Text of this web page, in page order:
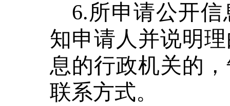
6.所申请公开
知申请人并说明
息的行政机关的
联系方式。